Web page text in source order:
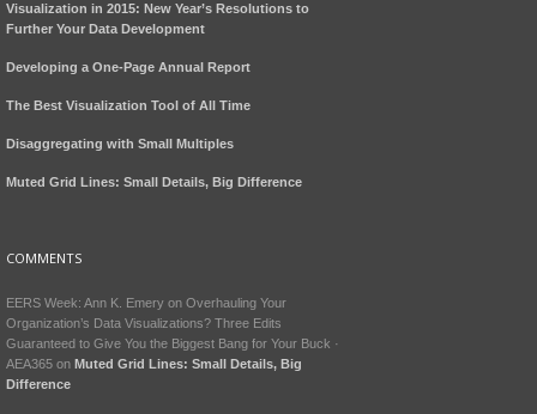
Visualization in 2015: New Year’s Resolutions to
Further Your Data Development
Developing a One-Page Annual Report
The Best Visualization Tool of All Time
Disaggregating with Small Multiples
Muted Grid Lines: Small Details, Big Difference
COMMENTS
EERS Week: Ann K. Emery on Overhauling Your
Organization’s Data Visualizations? Three Edits
Guaranteed to Give You the Biggest Bang for Your Buck ·
AEA365 on Muted Grid Lines: Small Details, Big
Difference